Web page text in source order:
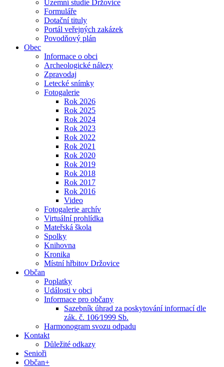
Územní studie Držovice
Formuláře
Dotační tituly
Portál veřejných zakázek
Povodňový plán
Obec
Informace o obci
Archeologické nálezy
Zpravodaj
Letecké snímky
Fotogalerie
Rok 2026
Rok 2025
Rok 2024
Rok 2023
Rok 2022
Rok 2021
Rok 2020
Rok 2019
Rok 2018
Rok 2017
Rok 2016
Video
Fotogalerie archív
Virtuální prohlídka
Mateřská škola
Spolky
Knihovna
Kronika
Místní hřbitov Držovice
Občan
Poplatky
Události v obci
Informace pro občany
Sazebník úhrad za poskytování informací dle
zák. č. 106⁄1999 Sb.
Harmonogram svozu odpadu
Kontakt
Důležité odkazy
Senioři
Občan+